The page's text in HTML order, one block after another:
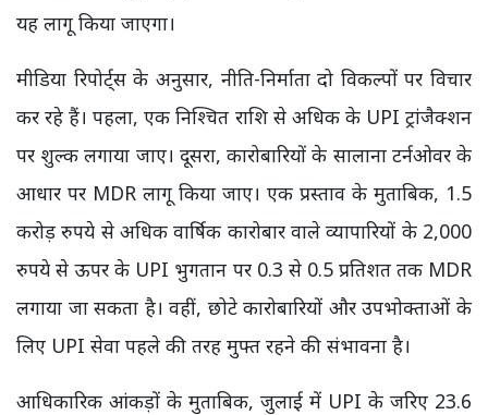
यह लागू किया जाएगा।
मीडिया रिपोर्ट्स के अनुसार, नीति-निर्माता दो विकल्पों पर विचार
कर रहे हैं। पहला, एक निश्चित राशि से अधिक के UPI ट्रांजैक्शन
पर शुल्क लगाया जाए। दूसरा, कारोबारियों के सालाना टर्नओवर के
आधार पर MDR लागू किया जाए। एक प्रस्ताव के मुताबिक, 1.5
करोड़ रुपये से अधिक वार्षिक कारोबार वाले व्यापारियों के 2,000
रुपये से ऊपर के UPI भुगतान पर 0.3 से 0.5 प्रतिशत तक MDR
लगाया जा सकता है। वहीं, छोटे कारोबारियों और उपभोक्ताओं के
लिए UPI सेवा पहले की तरह मुफ्त रहने की संभावना है।
आधिकारिक आंकड़ों के मुताबिक, जुलाई में UPI के जरिए 23.6